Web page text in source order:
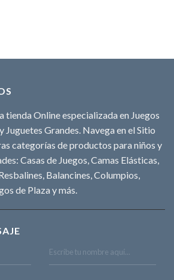
tienda Online especializada en Juegos
Juguetes Grandes. Navega en el Sitio
categorías de productos para niños y
Casas de Juegos, Camas Elásticas,
Balancines, Columpios,
de Plaza y más.